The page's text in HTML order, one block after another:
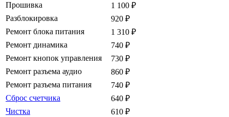
Прошивка
1 100 ₽
Разблокировка
920 ₽
Ремонт блока питания
1 310 ₽
Ремонт динамика
740 ₽
Ремонт кнопок управления
730 ₽
Ремонт разъема аудио
860 ₽
Ремонт разъема питания
740 ₽
Сброс счетчика
640 ₽
Чистка
610 ₽